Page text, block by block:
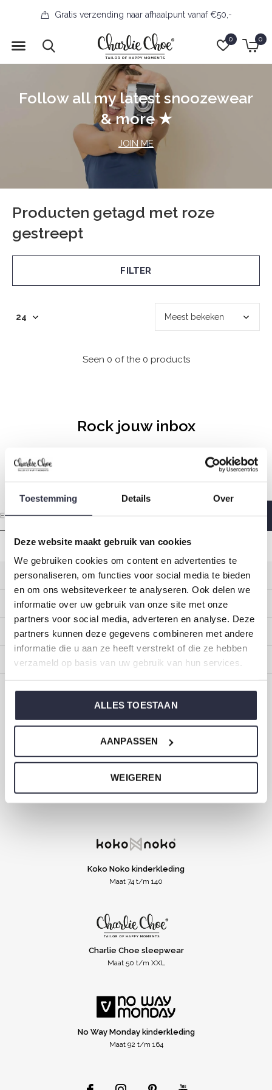
Toestemming Details Over
Deze website maakt gebruik van cookies
We gebruiken cookies om content en advertenties te
personaliseren, om functies voor social media te bieden
en om ons websiteverkeer te analyseren. Ook delen we
informatie over uw gebruik van onze site met onze
partners voor social media, adverteren en analyse. Deze
partners kunnen deze gegevens combineren met andere
informatie die u aan ze heeft verstrekt of die ze hebben
verzameld op basis van uw gebruik van hun services.
ALLES TOESTAAN
AANPASSEN
WEIGEREN
0 0
Gratis verzending naar afhaalpunt vanaf €50,-
Follow all my latest snoozewear
& more ★
JOIN ME
Producten getagd met roze
gestreept
FILTER
Seen 0 of the 0 products
Rock jouw inbox
Elke zondagochtend met liefde gemaakt zodat jij heerlijk
Klantenservice
Mijn account
Categorieën
Over ons
ONZE MERKEN
Koko Noko kinderkleding
Maat 74 t/m 140
Charlie Choe sleepwear
Maat 50 t/m XXL
No Way Monday kinderkleding
Maat 92 t/m 164